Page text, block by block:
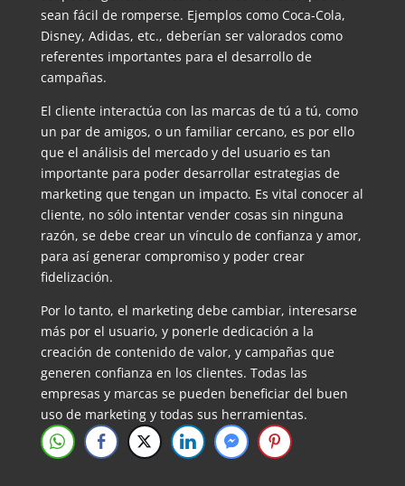
sean fácil de romperse. Ejemplos como Coca-Cola,
Disney, Adidas, etc., deberían ser valorados como
referentes importantes para el desarrollo de
campañas.
El cliente interactúa con las marcas de tú a tú, como
un par de amigos, o un familiar cercano, es por ello
que el análisis del mercado y del usuario es tan
importante para poder desarrollar estrategias de
marketing que tengan un impacto. Es vital conocer al
cliente, no sólo intentar vender cosas sin ninguna
razón, se debe crear un vínculo de confianza y amor,
para así generar compromiso y poder crear
fidelización.
Por lo tanto, el marketing debe cambiar, interesarse
más por el usuario, y ponerle dedicación a la
creación de contenido de valor, y campañas que
generen confianza en los clientes. Todas las
empresas y marcas se pueden beneficiar del buen
uso de marketing y todas sus herramientas.